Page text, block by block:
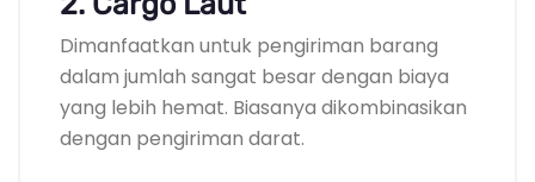
Dimanfaatkan untuk pengiriman barang
dalam jumlah sangat besar dengan biaya
yang lebih hemat. Biasanya dikombinasikan
dengan pengiriman darat.